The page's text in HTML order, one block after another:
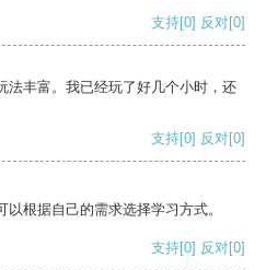
支持[0] 反对[0]
法丰富。我已经玩了好几个小时，还
支持[0] 反对[0]
根据自己的需求选择学习方式。
支持[0] 反对[0]